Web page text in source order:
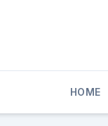
HOME